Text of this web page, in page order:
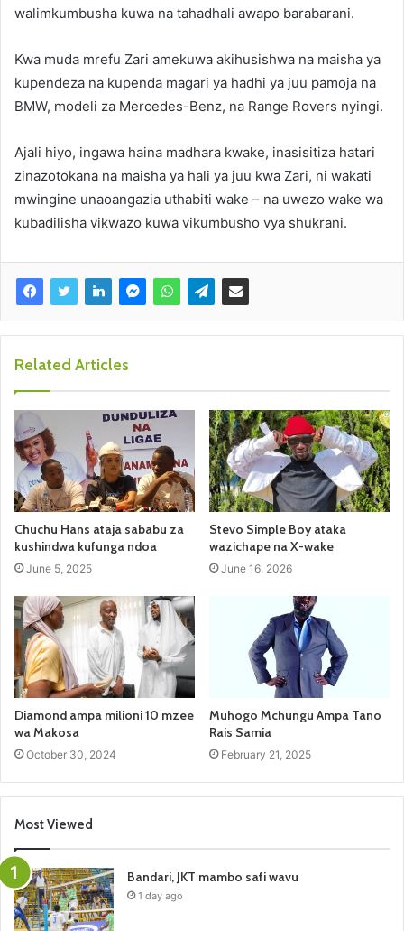
walimkumbusha kuwa na tahadhali awapo barabarani.
Kwa muda mrefu Zari amekuwa akihusishwa na maisha ya
kupendeza na kupenda magari ya hadhi ya juu pamoja na
BMW, modeli za Mercedes-Benz, na Range Rovers nyingi.
Ajali hiyo, ingawa haina madhara kwake, inasisitiza hatari
zinazotokana na maisha ya hali ya juu kwa Zari, ni wakati
mwingine unaoangazia uthabiti wake – na uwezo wake wa
kubadilisha vikwazo kuwa vikumbusho vya shukrani.
Related Articles
Chuchu Hans ataja sababu za
kushindwa kufunga ndoa
June 5, 2025
Stevo Simple Boy ataka
wazichape na X-wake
June 16, 2026
Diamond ampa milioni 10 mzee
wa Makosa
October 30, 2024
Muhogo Mchungu Ampa Tano
Rais Samia
February 21, 2025
Most Viewed
Bandari, JKT mambo safi wavu
1 day ago